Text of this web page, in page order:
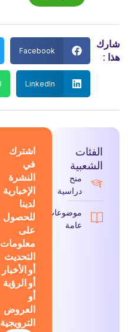
شارك
هذا :
Facebook
LinkedIn
الفئات
الشعبية
منح
دراسية
موضوعات
عامة
اشترك
في
النشرة
الإخبارية
لدينا
للحصول
على
معلومات
التحديث
أو الأخبار
أو الرؤية
أو
العروض
الترويجية